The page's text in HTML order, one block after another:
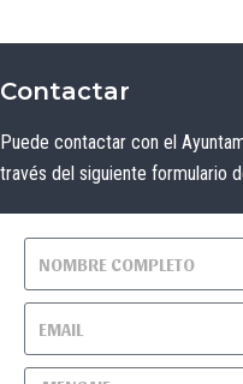
Contactar
Puede contactar con el
través del siguiente formulario